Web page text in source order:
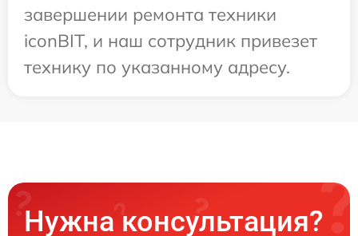
завершении ремонта техники
iconBIT, и наш сотрудник привезет
технику по указанному адресу.
Нужна консультация?